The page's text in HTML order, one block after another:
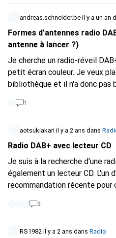
s'éteindre. Cela existe-t-il ? Ou est-ce qu'à partir de
maintenant, il faudra toujours
et sélectionner les stations
clair ?
andreas.schneider.be il y a un an
Formes d'antennes radio
antenne à lancer ?)
Je cherche un radio-réveil
petit écran couleur. Je veux
bibliothèque et il n'a donc pas
ligne de compte. Les deux ont
Existe-t-il d'autres formes
réveils DAB+ (par exemple,
comme antenne)) ?
1
aotsukiakari il y a 2 ans dans
Radio DAB+ avec lecteur CD
Je suis à la recherche d'une
également un lecteur CD. L'un
recommandation récente pour
3
RS1982 il y a 2 ans dans Radio